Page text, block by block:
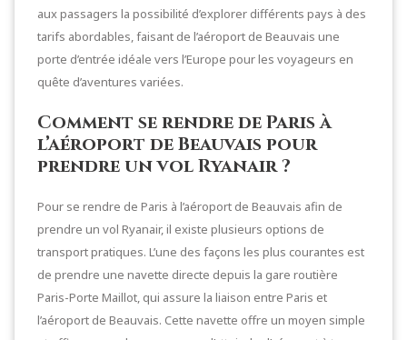
aux passagers la possibilité d’explorer différents pays à des
tarifs abordables, faisant de l’aéroport de Beauvais une
porte d’entrée idéale vers l’Europe pour les voyageurs en
quête d’aventures variées.
Comment se rendre de Paris à
l’aéroport de Beauvais pour
prendre un vol Ryanair ?
Pour se rendre de Paris à l’aéroport de Beauvais afin de
prendre un vol Ryanair, il existe plusieurs options de
transport pratiques. L’une des façons les plus courantes est
de prendre une navette directe depuis la gare routière
Paris-Porte Maillot, qui assure la liaison entre Paris et
l’aéroport de Beauvais. Cette navette offre un moyen simple